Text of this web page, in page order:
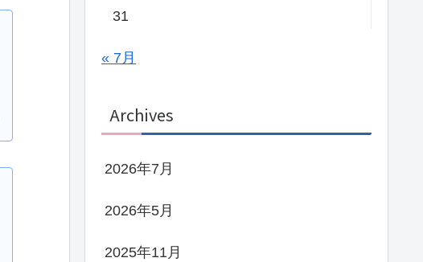
31
« 7月
Archives
2026年7月
2026年5月
2025年11月